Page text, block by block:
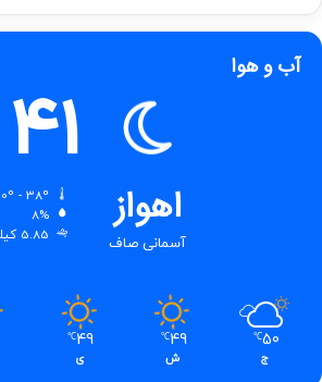
آب و هوا
اهواز
آسمانی صاف
41
8%
5.85 کیلومتر
50
℃
ج
49
℃
ش
49
℃
ی